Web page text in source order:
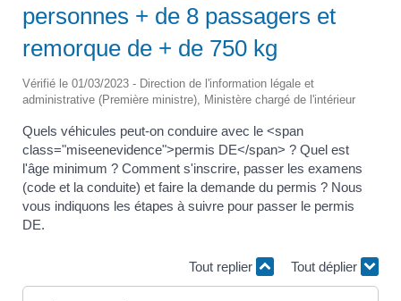
personnes + de 8 passagers et
remorque de + de 750 kg
Vérifié le 01/03/2023 - Direction de l'information légale et
administrative (Première ministre), Ministère chargé de l'intérieur
Quels véhicules peut-on conduire avec le <span
class="miseenevidence">permis DE</span> ? Quel est
l'âge minimum ? Comment s'inscrire, passer les examens
(code et la conduite) et faire la demande du permis ? Nous
vous indiquons les étapes à suivre pour passer le permis
DE.
Tout replier Tout déplier